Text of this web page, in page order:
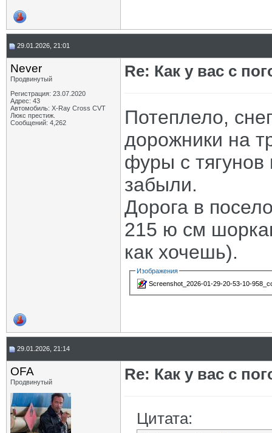
29.01.2026, 21:01
Never
Продвинутый
Регистрация: 23.07.2020
Адрес: 43
Автомобиль: X-Ray Cross CVT
Люкс престиж.
Сообщений: 4,262
Re: Как у вас с
Потеплело,
дорожники на
фуры с тягунов
забыли.
Дорога в
215 ю см
как хочешь).
Изображения
Screenshot_2026-01-29-20-53-10-
29.01.2026, 21:14
OFA
Продвинутый Re: Как у вас с
Цитата: